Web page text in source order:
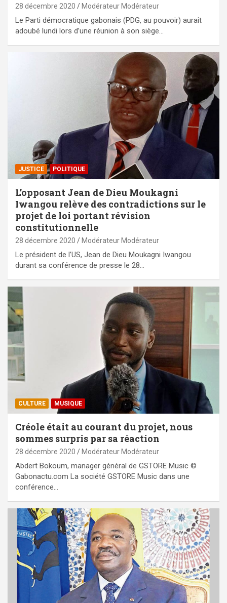
28 décembre 2020 Modérateur Modérateur
Le Parti démocratique gabonais (PDG, au pouvoir) aurait
adoubé lundi lors d’une réunion à son siège…
JUSTICE POLITIQUE
L’opposant Jean de Dieu Moukagni
Iwangou relève des contradictions sur le
projet de loi portant révision
constitutionnelle
28 décembre 2020 Modérateur Modérateur
Le président de l’US, Jean de Dieu Moukagni Iwangou
durant sa conférence de presse le 28…
CULTURE MUSIQUE
Créole était au courant du projet, nous
sommes surpris par sa réaction
28 décembre 2020 Modérateur Modérateur
Abdert Bokoum, manager général de GSTORE Music ©
Gabonactu.com La société GSTORE Music dans une
conférence…